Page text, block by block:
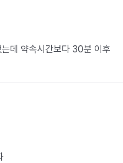
데 약속시간보다 30분 이후